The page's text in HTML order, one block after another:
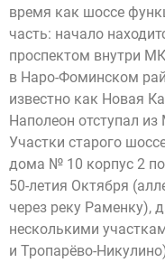
время как шоссе
часть: начало
проспектом внутри
в Наро-Фоминском
известно как Новая
Наполеон отступал
Участки старого
дома № 10 корпус 2 по
50-летия Октября
через реку Раменку),
несколькими
и Тропарёво-